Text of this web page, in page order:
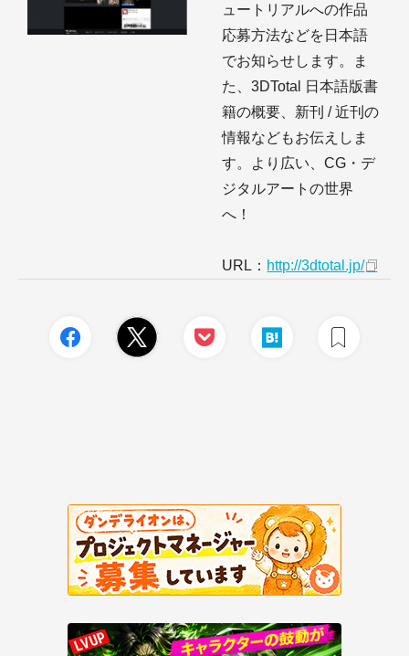
ュートリアルへの作品
応募方法などを日本語
でお知らせします。ま
た、3DTotal 日本語版書
籍の概要、新刊 / 近刊の
情報などもお伝えしま
す。より広い、CG・デ
ジタルアートの世界
へ！
URL： http://3dtotal.jp/